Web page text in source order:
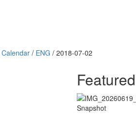
12 сентября 2015
12 сентября 2015
Calendar/ ENG / 2018-07-02
Featured
Snapshot